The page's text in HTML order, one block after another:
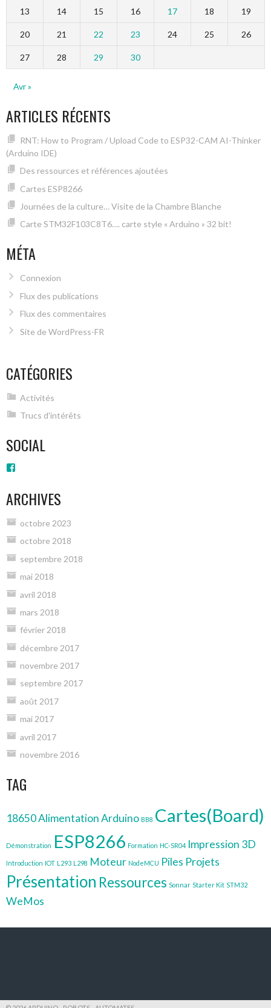
13 14 15 16 17 18 19
20 21 22 23 24 25 26
27 28 29 30
Avr »
ARTICLES RÉCENTS
RNT: How to Program / Upload Code to ESP32-CAM AI-Thinker
(Arduino IDE)
Des ressources et références ajoutées
Cartes ESP8266
Journées de la culture… Visite de la Chambre Blanche
Carte STM32F103C8T6…. carte style « Arduino » 32 bit!
MÉTA
Connexion
Flux des publications
Flux des commentaires
Site de WordPress-FR
CATÉGORIES
Activités
Trucs d'intérêts
SOCIAL
de
groups/1887954808091353/?
sur
Facebook
ARCHIVES
octobre 2023
octobre 2018
septembre 2018
mai 2018
avril 2018
mars 2018
février 2018
décembre 2017
novembre 2017
septembre 2017
août 2017
mai 2017
avril 2017
novembre 2016
TAG
18650AlimentationArduino BB8 Cartes(Board)
Démonstration ESP8266 Formation HC-SR04 Impression 3D
Introduction IOT L293 L298 Moteur NodeMCU Piles Projets
Présentation Ressources Sonnar Starter Kit STM32
WeMos